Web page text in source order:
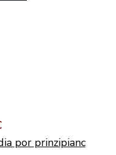
por prinzipianc